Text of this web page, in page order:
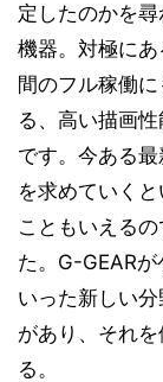
定したのかを
機器。対極に
間のフル稼働
る、高い描画
です。今ある
を求めていく
こともいえる
た。G-GEAR
いった新しい
があり、それ
る。